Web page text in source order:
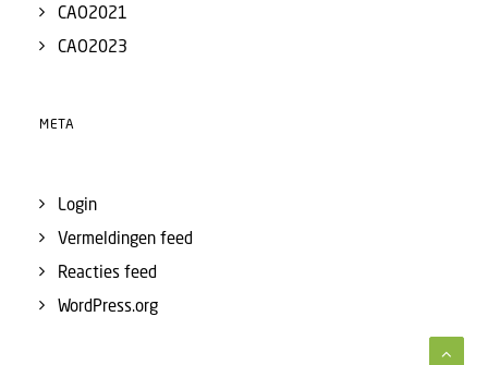
CAO2021
CAO2023
META
Login
Vermeldingen feed
Reacties feed
WordPress.org